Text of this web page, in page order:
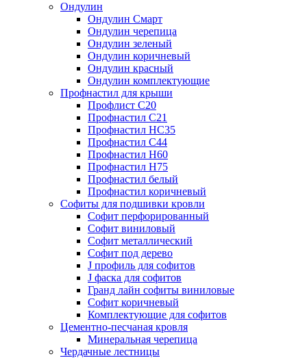
Ондулин
Ондулин Смарт
Ондулин черепица
Ондулин зеленый
Ондулин коричневый
Ондулин красный
Ондулин комплектующие
Профнастил для крыши
Профлист С20
Профнастил С21
Профнастил НС35
Профнастил С44
Профнастил Н60
Профнастил Н75
Профнастил белый
Профнастил коричневый
Софиты для подшивки кровли
Cофит перфорированный
Софит виниловый
Софит металлический
Софит под дерево
J профиль для софитов
J фаска для софитов
Гранд лайн софиты виниловые
Софит коричневый
Комплектующие для софитов
Цементно-песчаная кровля
Минеральная черепица
Чердачные лестницы